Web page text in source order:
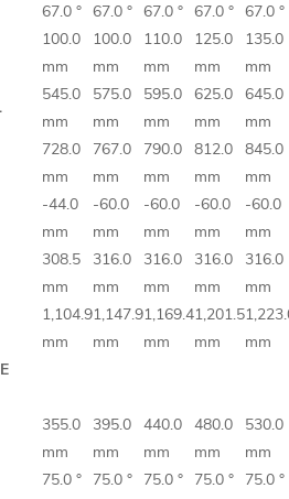
67.0 ° 67.0 ° 67.0 ° 67.0 ° 67.0 °
100.0
mm
100.0
mm
110.0
mm
125.0
mm
135.0
mm
545.0
mm
575.0
mm
595.0
mm
625.0
mm
645.0
mm
728.0
mm
767.0
mm
790.0
mm
812.0
mm
845.0
mm
-44.0
mm
-60.0
mm
-60.0
mm
-60.0
mm
-60.0
mm
308.5
mm
316.0
mm
316.0
mm
316.0
mm
316.0
mm
1,104.9
mm
1,147.9
mm
1,169.4
mm
1,201.5
mm
mm
355.0
mm
395.0
mm
440.0
mm
480.0
mm
530.0
mm
75.0 ° 75.0 ° 75.0 ° 75.0 ° 75.0 °